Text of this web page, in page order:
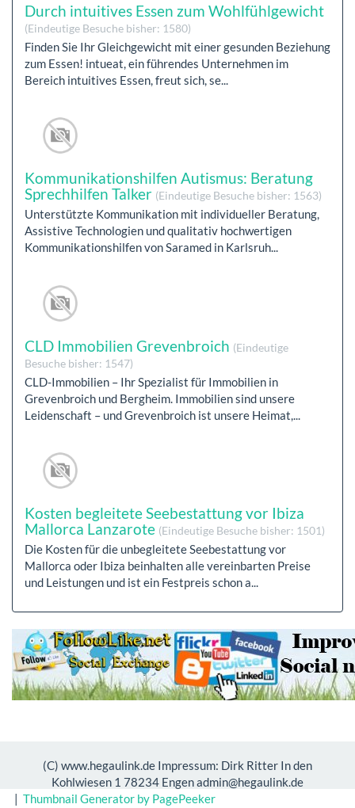
Durch intuitives Essen zum Wohlfühlgewicht
(Eindeutige Besuche bisher: 1580)
Finden Sie Ihr Gleichgewicht mit einer gesunden Beziehung
zum Essen! intueat, ein führendes Unternehmen im
Bereich intuitives Essen, freut sich, se...
Kommunikationshilfen Autismus: Beratung
Sprechhilfen Talker (Eindeutige Besuche bisher: 1563)
Unterstützte Kommunikation mit individueller Beratung,
Assistive Technologien und qualitativ hochwertigen
Kommunikationshilfen von Saramed in Karlsruh...
CLD Immobilien Grevenbroich (Eindeutige
Besuche bisher: 1547)
CLD-Immobilien – Ihr Spezialist für Immobilien in
Grevenbroich und Bergheim. Immobilien sind unsere
Leidenschaft – und Grevenbroich ist unsere Heimat,...
Kosten begleitete Seebestattung vor Ibiza
Mallorca Lanzarote (Eindeutige Besuche bisher: 1501)
Die Kosten für die unbegleitete Seebestattung vor
Mallorca oder Ibiza beinhalten alle vereinbarten Preise
und Leistungen und ist ein Festpreis schon a...
(C) www.hegaulink.de Impressum: Dirk Ritter In den
Kohlwiesen 1 78234 Engen admin@hegaulink.de
| Thumbnail Generator by PagePeeker